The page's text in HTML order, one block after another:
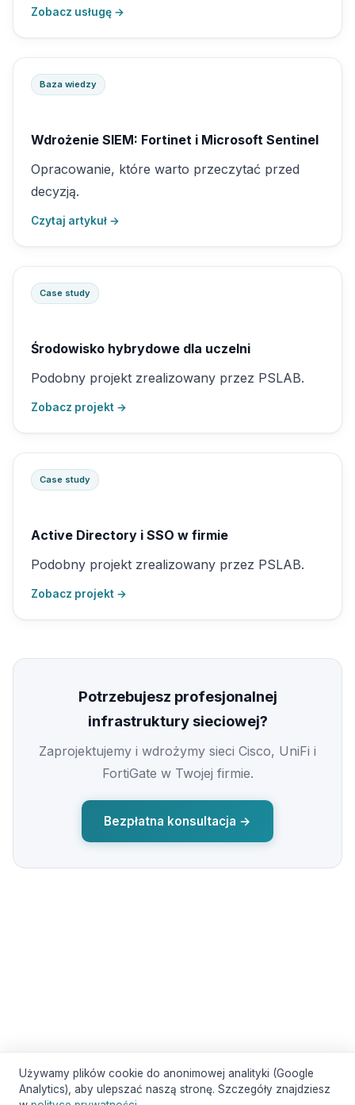
Zobacz usługę →
Baza wiedzy
Wdrożenie SIEM: Fortinet i Microsoft Sentinel
Opracowanie, które warto przeczytać przed
decyzją.
Czytaj artykuł →
Case study
Środowisko hybrydowe dla uczelni
Podobny projekt zrealizowany przez PSLAB.
Zobacz projekt →
Case study
Active Directory i SSO w firmie
Podobny projekt zrealizowany przez PSLAB.
Zobacz projekt →
Potrzebujesz profesjonalnej
infrastruktury sieciowej?
Zaprojektujemy i wdrożymy sieci Cisco, UniFi i
FortiGate w Twojej firmie.
Bezpłatna konsultacja →
Używamy plików cookie do anonimowej analityki (Google
Analytics), aby ulepszać naszą stronę. Szczegóły znajdziesz